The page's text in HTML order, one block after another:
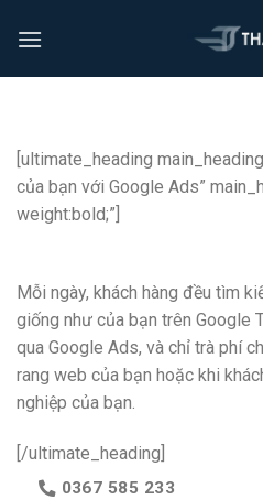
[ultimate_heading
của bạn với Google Ads”
weight:bold;”]
Mỗi ngày, khách hàng đều tìm
giống như của bạn trên Google
qua Google Ads, và chỉ trà phí
rang web của bạn hoặc khi
nghiệp của bạn.
[/ultimate_heading]
0367 585 233